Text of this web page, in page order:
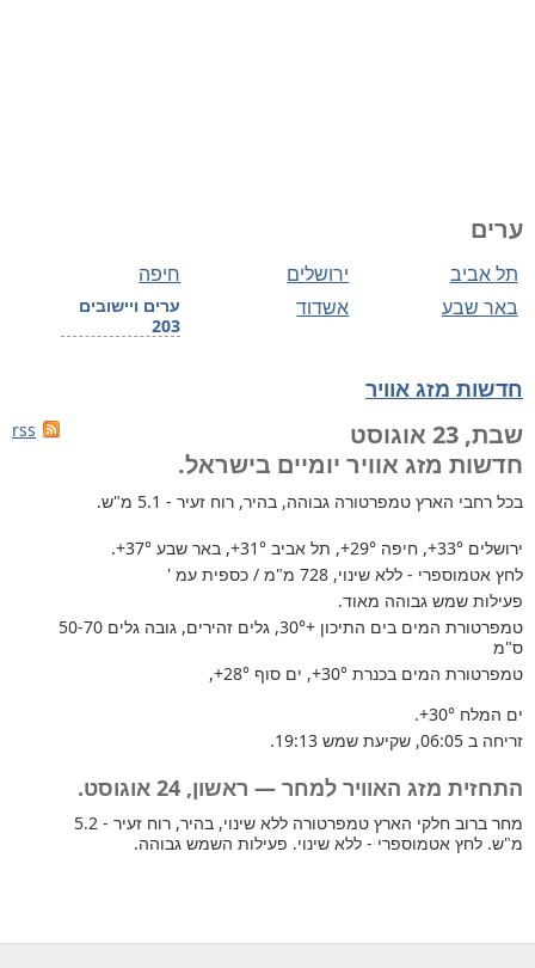
ערים
חיפה ירושלים תל אביב
ערים ויישובים
203
אשדוד באר שבע
חדשות מזג אוויר
rss
שבת, 23 אוגוסט
חדשות מזג אוויר יומיים בישראל.
בכל רחבי הארץ טמפרטורה גבוהה, בהיר, רוח זעיר - 5.1 מ"ש.
ירושלים +33°, חיפה +29°, תל אביב +31°, באר שבע +37°
.
לחץ אטמוספרי - ללא שינוי, 728 מ"מ / כספית עמ '
פעילות שמש גבוהה מאוד.
טמפרטורת המים בים התיכון +30°
, גלים זהירים, גובה גלים 50-70
ס"מ
טמפרטורת המים בכנרת +30°, ים סוף +28°
,
ים המלח +30°
.
זריחה ב 06:05, שקיעת שמש 19:13.
התחזית מזג האוויר למחר — ראשון, 24 אוגוסט.
מחר ברוב חלקי הארץ טמפרטורה ללא שינוי, בהיר, רוח זעיר - 5.2
מ"ש. לחץ אטמוספרי - ללא שינוי. פעילות השמש גבוהה.